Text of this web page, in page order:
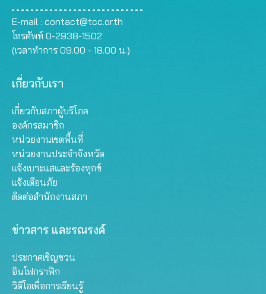
E-mail : contact@tcc.or.th
โทรศัพท์ 0-2938-1502
(เวลาทำการ 09.00 - 18.00 น.)
เกี่ยวกับเรา
เกี่ยวกับสภาผู้บริโภค
องค์กรสมาชิก
หน่วยงานเขตพื้นที่
หน่วยงานประจำจังหวัด
แจ้งเบาะแสและร้องทุกข์
แจ้งเตือนภัย
ติดต่อสำนักงานสภา
ข่าวสาร และรณรงค์
ประกาศเชิญชวน
อินโฟกราฟิก
วิดีโอเพื่อการเรียนรู้